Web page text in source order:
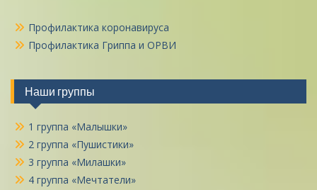
Профилактика коронавируса
Профилактика Гриппа и ОРВИ
Наши группы
1 группа «Малышки»
2 группа «Пушистики»
3 группа «Милашки»
4 группа «Мечтатели»